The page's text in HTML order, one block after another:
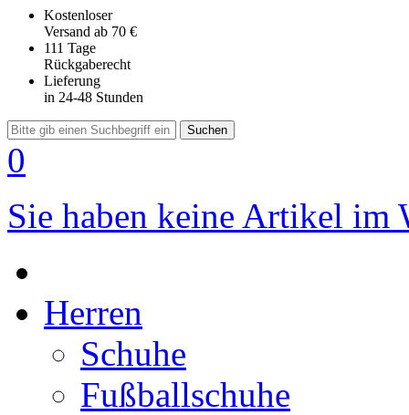
Kostenloser
Versand ab 70 €
111 Tage
Rückgaberecht
Lieferung
in 24-48 Stunden
Suchen
0
Sie haben keine Artikel im
Herren
Schuhe
Fußballschuhe